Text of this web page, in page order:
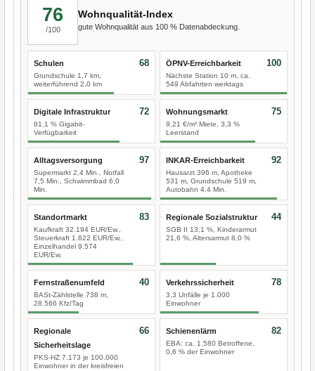
76
/100
Wohnqualität-Index
gute Wohnqualität aus 100 % Datenabdeckung.
Schulen
Grundschule 1,7 km,
weiterführend 2,0 km
68 ÖPNV-Erreichbarkeit
Nächste Station 10 m, ca.
549 Abfahrten werktags
100
Digitale Infrastruktur
81,1 % Gigabit-
Verfügbarkeit
72 Wohnungsmarkt
9,21 €/m² Miete, 3,3 %
Leerstand
75
Alltagsversorgung
Supermarkt 2,4 Min., Notfall
7,5 Min., Schwimmbad 6,0
Min.
97 INKAR-Erreichbarkeit
Hausarzt 396 m, Apotheke
531 m, Grundschule 519 m,
Autobahn 4,4 Min.
92
Standortmarkt
Kaufkraft 32.194 EUR/Ew.,
Steuerkraft 1.622 EUR/Ew.,
Einzelhandel 9.574
EUR/Ew.
83 Regionale Sozialstruktur
SGB II 13,1 %, Kinderarmut
21,6 %, Altersarmut 8,0 %
44
Fernstraßenumfeld
BASt-Zählstelle 738 m,
28.566 Kfz/Tag
40 Verkehrssicherheit
3,3 Unfälle je 1.000
Einwohner
78
Regionale
Sicherheitslage
PKS-HZ 7.173 je 100.000
Einwohner in der kreisfreien
66 Schienenlärm
EBA: ca. 1.580 Betroffene,
0,6 % der Einwohner
82